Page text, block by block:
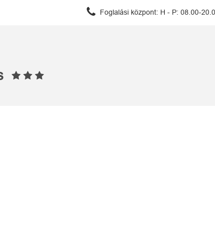
Foglalási központ: H - P: 08.00-